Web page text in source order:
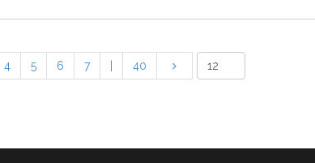
4 5 6 7 40